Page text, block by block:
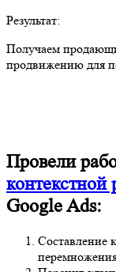
Результат:
Получаем
продвижению для
Провели
контекстной
Google Ads:
Составление